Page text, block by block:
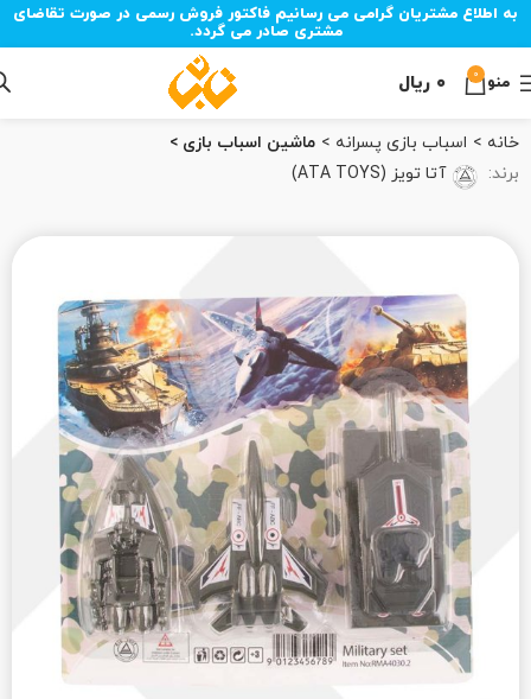
به اطلاع مشتریان گرامی می رسانیم فاکتور فروش رسمی در صورت تقاضای
مشتری صادر می گردد.
منو 0 ۰ ریال
خانه اسباب بازی پسرانه
ماشین اسباب بازی
برند:
آتا تویز (ATA TOYS)